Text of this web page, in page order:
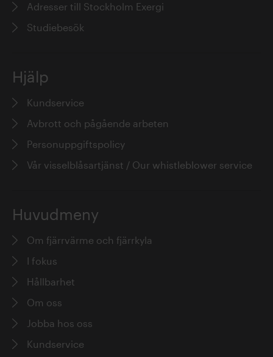
Adresser till Stockholm Exergi
Studiebesök
Hjälp
Kundservice
Avbrott och pågående arbeten
Personuppgiftspolicy
Vår visselblåsartjänst / Our whistleblower service
Huvudmeny
Om fjärrvärme och fjärrkyla
I fokus
Hållbarhet
Om oss
Jobba hos oss
Kundservice